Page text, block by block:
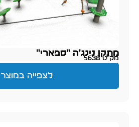
מתקן נינג'ה "ספארי"
מק״ט 5638
לצפייה במוצר